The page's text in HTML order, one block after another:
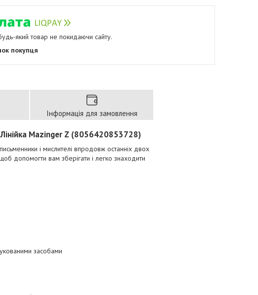
який товар не покидаючи сайту.
покупця
Інформація для замовлення
Mazinger Z (8056420853728)
і мислителі впродовж останніх двох
допомогти вам зберігати і легко знаходити
засобами